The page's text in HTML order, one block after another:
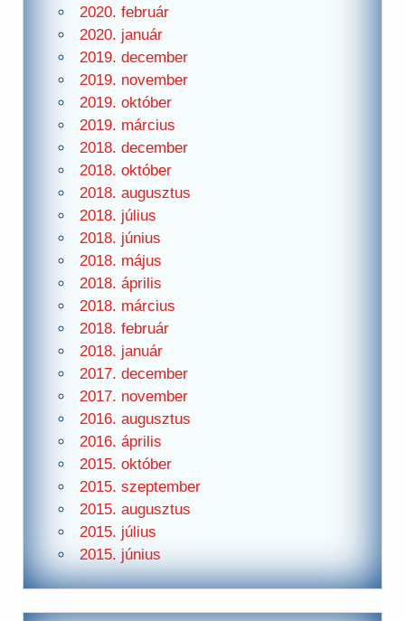
2020. február
2020. január
2019. december
2019. november
2019. október
2019. március
2018. december
2018. október
2018. augusztus
2018. július
2018. június
2018. május
2018. április
2018. március
2018. február
2018. január
2017. december
2017. november
2016. augusztus
2016. április
2015. október
2015. szeptember
2015. augusztus
2015. július
2015. június